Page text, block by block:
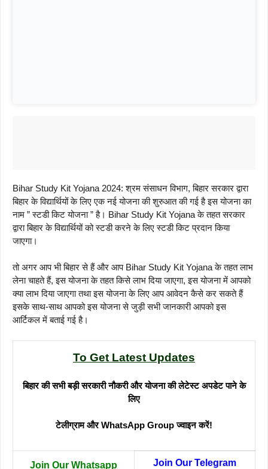
Bihar Study Kit Yojana 2024: श्रम संसाधन विभाग, बिहार सरकार द्वारा
बिहार के विद्यार्थियों के लिए एक नई योजना की शुरुआत की गई है इस योजना का
नाम ” स्टडी किट योजना ” है। Bihar Study Kit Yojana के तहत सरकार
द्वारा बिहार के विद्यार्थियों को स्टडी करने के लिए स्टडी किट प्रदान किया
जाएगा।
तो अगर आप भी बिहार से हैं और आप Bihar Study Kit Yojana के तहत लाभ
लेना चाहते हैं, इस योजना के तहत किसे लाभ दिया जाएगा, इस योजना में आपको
क्या लाभ दिया जाएगा तथा इस योजना के लिए आप आवेदन कैसे कर सकते हैं
इसके साथ-साथ आपको इस योजना से जुड़ी सभी जानकारी आपको इस
आर्टिकल में बताई गई है।
To Get Latest Updates
बिहार की सभी बड़ी सरकारी नौकरी और योजना की लेटेस्ट अपडेट पाने के
लिए
टेलीग्राम और WhatsApp Group ज्वाइन करें!
Join Our Whatsapp
Join Our Telegram